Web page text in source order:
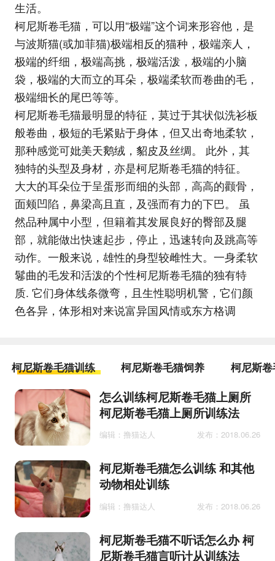
生活。
柯尼斯卷毛猫，可以用“极端”这个词来形容他，是
与波斯猫(或加菲猫)极端相反的猫种，极端亲人，
极端的纤细，极端高挑，极端活泼，极端的小脑
袋，极端的大而立的耳朵，极端柔软而卷曲的毛，
极端细长的尾巴等等。
柯尼斯卷毛猫最明显的特征，莫过于其状似洗衫板
般卷曲，极短的毛紧贴于身体，但又出奇地柔软，
那种感觉可妣美天鹅绒，貂皮及丝绸。 此外，其
独特的头型及身材，亦是柯尼斯卷毛猫的特征。
大大的耳朵位于呈蛋形而细的头部，高高的颧骨，
面颊凹陷，鼻梁高且直，及强而有力的下巴。 虽
然品种属中小型，但籍着其发展良好的臀部及腿
部，就能做出快速起步，停止，迅速转向及跳高等
动作。一般来说，雄性的身型较雌性大。一身柔软
鬈曲的毛发和活泼的个性柯尼斯卷毛猫的独有特
质. 它们身体线条微弯，且生性聪明机警，它们颜
色各异，体形相对来说富异国风情或东方格调
柯尼斯卷毛猫训练 柯尼斯卷毛猫饲养 柯尼斯
怎么训练柯尼斯卷毛猫上厕所
柯尼斯卷毛猫上厕所训练法
编辑：撸猫达人 发布：2018.06.26
柯尼斯卷毛猫怎么训练 和其他
动物相处训练
编辑：撸猫达人 发布：2018.06.26
柯尼斯卷毛猫不听话怎么办 柯
尼斯卷毛猫言听计从训练法